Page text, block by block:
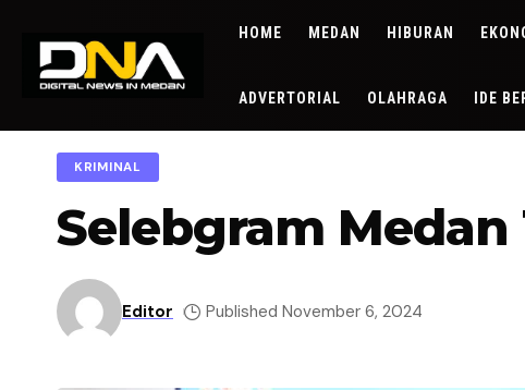
HOME MEDAN HIBURAN
ADVERTORIAL OLAHRAGA IDE
KRIMINAL
Selebgram
Editor Published November 6, 2024